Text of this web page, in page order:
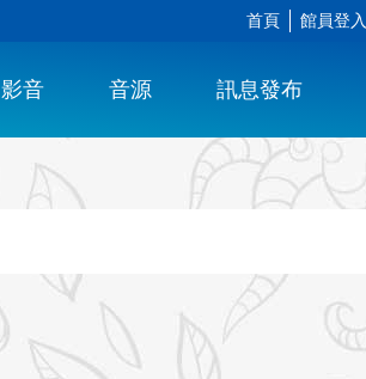
首頁 館員登入
影音 音源 訊息發布